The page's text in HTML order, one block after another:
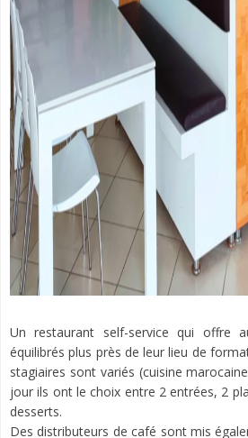
Un restaurant self-service qui offre
équilibrés plus près de leur lieu de
stagiaires sont variés (cuisine
jour ils ont le choix entre 2 entrées, 2
desserts.
Des distributeurs de café sont mis